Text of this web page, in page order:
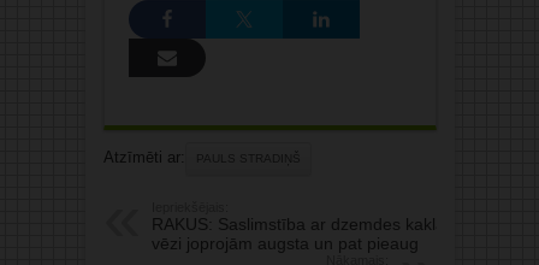
Atzīmēti ar: PAULS STRADIŅŠ
RAKUS: Saslimstība ar dzemdes kakla
vēzi joprojām augsta un pat pieaug